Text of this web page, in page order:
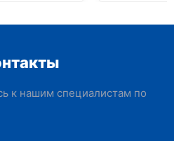
к нашим специалистам по